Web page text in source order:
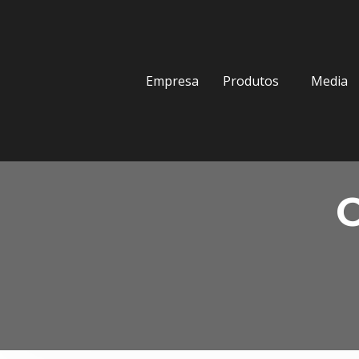
Empresa Produtos Media